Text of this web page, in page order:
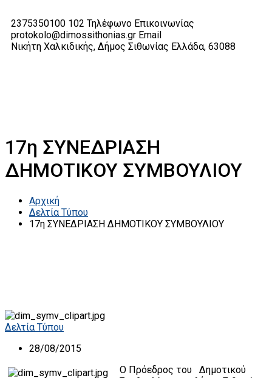
2375350100 102 Τηλέφωνο Επικοινωνίας
protokolo@dimossithonias.gr Email
Νικήτη Χαλκιδικής, Δήμος Σιθωνίας Ελλάδα, 63088
17η ΣΥΝΕΔΡΙΑΣΗ
ΔΗΜΟΤΙΚΟΥ ΣΥΜΒΟΥΛΙΟΥ
Αρχική
Δελτία Τύπου
17η ΣΥΝΕΔΡΙΑΣΗ ΔΗΜΟΤΙΚΟΥ ΣΥΜΒΟΥΛΙΟΥ
Δελτία Τύπου
28/08/2015
Ο Πρόεδρος του Δημοτικού